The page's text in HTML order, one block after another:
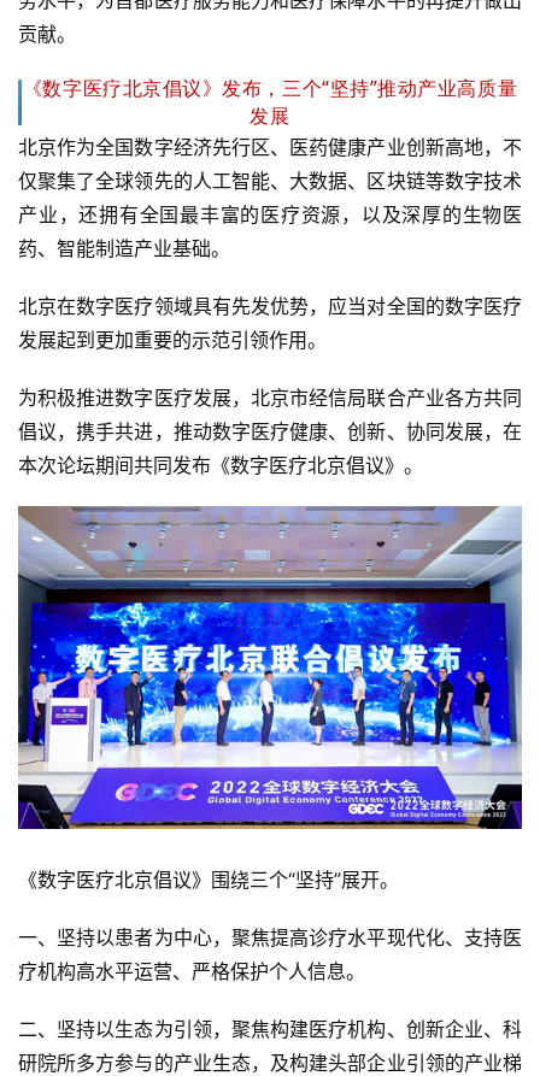
贡献。
《数字医疗北京倡议》发布，三个“坚持”推动产业高质量
发展
北京作为全国数字经济先行区、医药健康产业创新高地，不
仅聚集了全球领先的人工智能、大数据、区块链等数字技术
产业，还拥有全国最丰富的医疗资源，以及深厚的生物医
药、智能制造产业基础。
北京在数字医疗领域具有先发优势，应当对全国的数字医疗
发展起到更加重要的示范引领作用。
为积极推进数字医疗发展，北京市经信局联合产业各方共同
倡议，携手共进，推动数字医疗健康、创新、协同发展，在
本次论坛期间共同发布《数字医疗北京倡议》。
《数字医疗北京倡议》围绕三个“坚持”展开。
一、坚持以患者为中心，聚焦提高诊疗水平现代化、支持医
疗机构高水平运营、严格保护个人信息。
二、坚持以生态为引领，聚焦构建医疗机构、创新企业、科
研院所多方参与的产业生态，及构建头部企业引领的产业梯